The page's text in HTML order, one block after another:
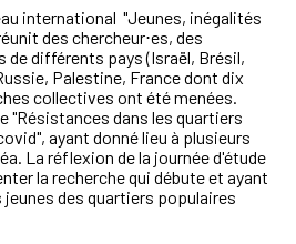
international "Jeunes, inégalités
des chercheur⋅es, des
de différents pays (Israël, Brésil,
Palestine, France dont dix
collectives ont été menées.
"Résistances dans les quartiers
ayant donné lieu à plusieurs
La réflexion de la journée d'étude
la recherche qui débute et ayant
des quartiers populaires